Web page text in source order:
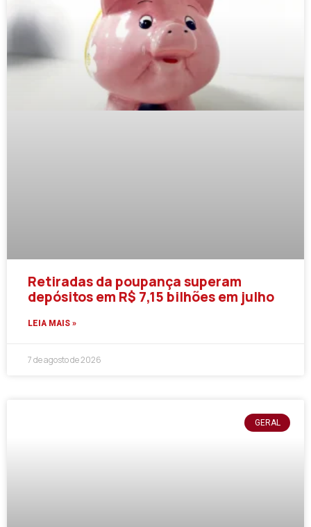
Retiradas da poupança superam
depósitos em R$ 7,15 bilhões em julho
LEIA MAIS »
7 de agosto de 2026
GERAL